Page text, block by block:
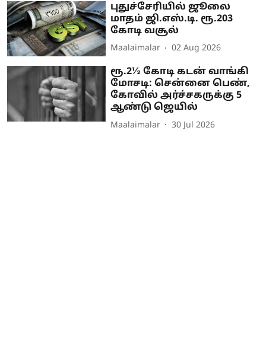
புதுச்சேரியில் ஜூலை
மாதம் ஜி.எஸ்.டி. ரூ.203
கோடி வசூல்
Maalaimalar 02 Aug 2026
ரூ.2½ கோடி கடன் வாங்கி
மோசடி: சென்னை பெண்,
கோவில் அர்ச்சகருக்கு 5
ஆண்டு ஜெயில்
Maalaimalar 30 Jul 2026